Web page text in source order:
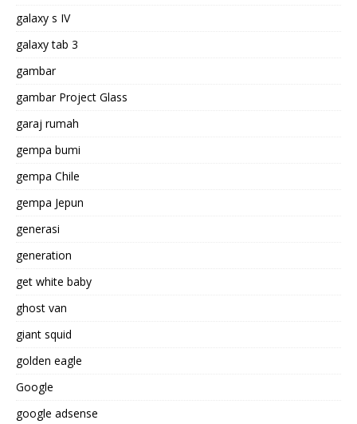
galaxy s IV
galaxy tab 3
gambar
gambar Project Glass
garaj rumah
gempa bumi
gempa Chile
gempa Jepun
generasi
generation
get white baby
ghost van
giant squid
golden eagle
Google
google adsense